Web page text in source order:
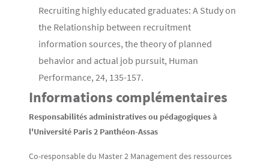
Recruiting highly educated graduates: A Study on
the Relationship between recruitment
information sources, the theory of planned
behavior and actual job pursuit, Human
Performance, 24, 135-157.
Informations complémentaires
Responsabilités administratives ou pédagogiques à
l'Université Paris 2 Panthéon-Assas
Co-responsable du Master 2 Management des ressources